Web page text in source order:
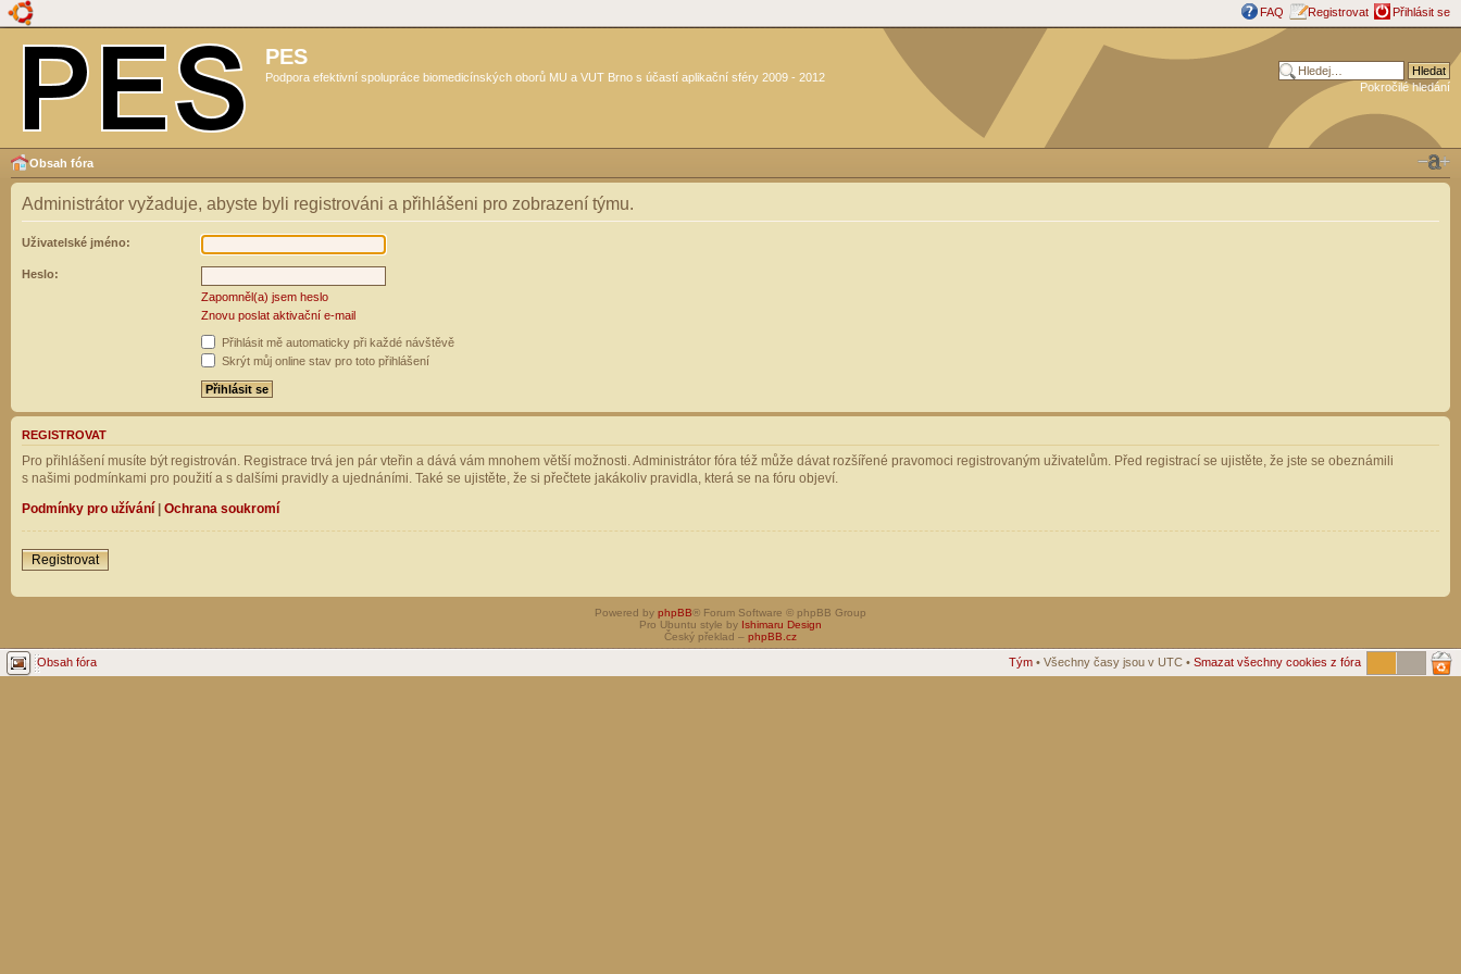
FAQ Registrovat Přihlásit se
PES
Podpora efektivní spolupráce biomedicínských oborů MU a VUT Brno s účastí aplikační sféry 2009 - 2012
Pokročilé hledání
Obsah fóra
Administrátor vyžaduje, abyste byli registrováni a přihlášeni pro zobrazení týmu.
Uživatelské jméno:
Heslo:
Zapomněl(a) jsem heslo
Znovu poslat aktivační e-mail
Přihlásit mě automaticky při každé návštěvě
Skrýt můj online stav pro toto přihlášení
REGISTROVAT
Pro přihlášení musíte být registrován. Registrace trvá jen pár vteřin a dává vám mnohem větší možnosti. Administrátor fóra též může dávat rozšířené pravomoci registrovaným uživatelům. Před registrací se ujistěte, že jste se obeznámili
s našimi podmínkami pro použití a s dalšími pravidly a ujednáními. Také se ujistěte, že si přečtete jakákoliv pravidla, která se na fóru objeví.
Podmínky pro užívání | Ochrana soukromí
Registrovat
Powered by phpBB® Forum Software © phpBB Group
Pro Ubuntu style by Ishimaru Design
Český překlad – phpBB.cz
Obsah fóra Tým • Všechny časy jsou v UTC • Smazat všechny cookies z fóra